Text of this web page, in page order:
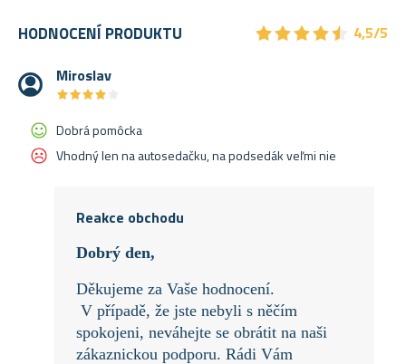
HODNOCENÍ PRODUKTU ★★★★★
★★★★★
4,5/5
Miroslav
★★★★
★★★★
Dobrá pomôcka
Vhodný len na autosedačku, na podsedák veľmi nie
Reakce obchodu
Dobrý den,
Děkujeme za Vaše hodnocení.
V případě, že jste nebyli s něčím
spokojeni, neváhejte se obrátit na naši
zákaznickou podporu. Rádi Vám